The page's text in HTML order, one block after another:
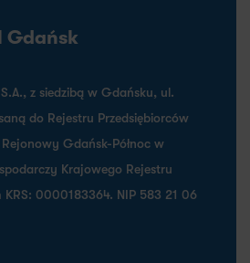
Gdańsk
z siedzibą w Gdańsku, ul.
do Rejestru Przedsiębiorców
Gdańsk-Północ w
Krajowego Rejestru
0000183364. NIP 583 21 06